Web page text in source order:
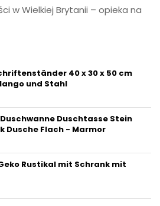
w Wielkiej Brytanii – opieka na
40 x 30 x 50 cm
und Stahl
Duschtasse Stein
Dusche Flach - Marmor
Rustikal mit Schrank mit